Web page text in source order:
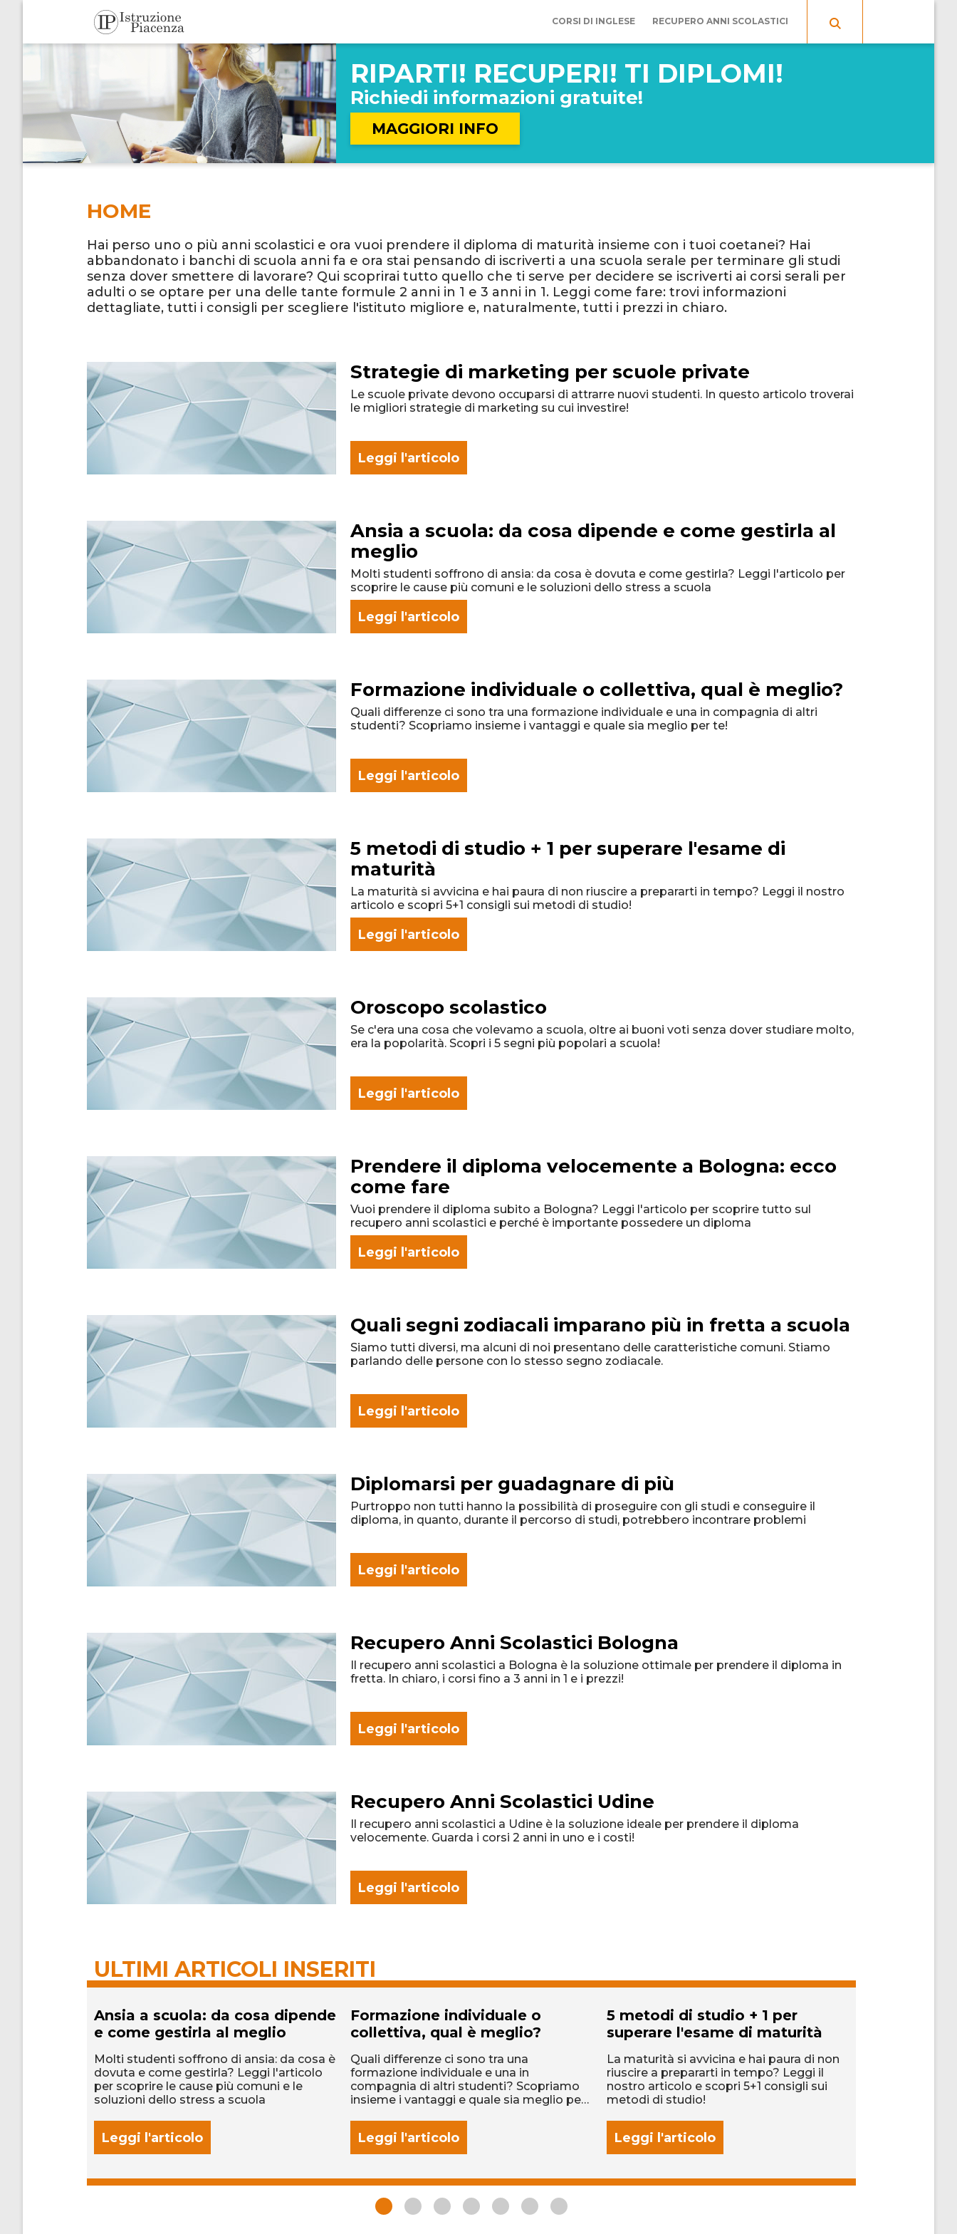
CORSI DI INGLESE RECUPERO ANNI SCOLASTICI
RIPARTI! RECUPERI! TI DIPLOMI!
Richiedi informazioni gratuite!
MAGGIORI INFO
HOME
Hai perso uno o più anni scolastici e ora vuoi prendere il diploma di maturità insieme con i tuoi coetanei? Hai
abbandonato i banchi di scuola anni fa e ora stai pensando di iscriverti a una scuola serale per terminare gli studi
senza dover smettere di lavorare? Qui scoprirai tutto quello che ti serve per decidere se iscriverti ai corsi serali per
adulti o se optare per una delle tante formule 2 anni in 1 e 3 anni in 1. Leggi come fare: trovi informazioni
dettagliate, tutti i consigli per scegliere l'istituto migliore e, naturalmente, tutti i prezzi in chiaro.
Strategie di marketing per scuole private
Le scuole private devono occuparsi di attrarre nuovi studenti. In questo articolo troverai
le migliori strategie di marketing su cui investire!
Leggi l'articolo
Ansia a scuola: da cosa dipende e come gestirla al
meglio
Molti studenti soffrono di ansia: da cosa è dovuta e come gestirla? Leggi l'articolo per
scoprire le cause più comuni e le soluzioni dello stress a scuola
Leggi l'articolo
Formazione individuale o collettiva, qual è meglio?
Quali differenze ci sono tra una formazione individuale e una in compagnia di altri
studenti? Scopriamo insieme i vantaggi e quale sia meglio per te!
Leggi l'articolo
5 metodi di studio + 1 per superare l'esame di
maturità
La maturità si avvicina e hai paura di non riuscire a prepararti in tempo? Leggi il nostro
articolo e scopri 5+1 consigli sui metodi di studio!
Leggi l'articolo
Oroscopo scolastico
Se c'era una cosa che volevamo a scuola, oltre ai buoni voti senza dover studiare molto,
era la popolarità. Scopri i 5 segni più popolari a scuola!
Leggi l'articolo
Prendere il diploma velocemente a Bologna: ecco
come fare
Vuoi prendere il diploma subito a Bologna? Leggi l'articolo per scoprire tutto sul
recupero anni scolastici e perché è importante possedere un diploma
Leggi l'articolo
Quali segni zodiacali imparano più in fretta a scuola
Siamo tutti diversi, ma alcuni di noi presentano delle caratteristiche comuni. Stiamo
parlando delle persone con lo stesso segno zodiacale.
Leggi l'articolo
Diplomarsi per guadagnare di più
Purtroppo non tutti hanno la possibilità di proseguire con gli studi e conseguire il
diploma, in quanto, durante il percorso di studi, potrebbero incontrare problemi
Leggi l'articolo
Recupero Anni Scolastici Bologna
Il recupero anni scolastici a Bologna è la soluzione ottimale per prendere il diploma in
fretta. In chiaro, i corsi fino a 3 anni in 1 e i prezzi!
Leggi l'articolo
Recupero Anni Scolastici Udine
Il recupero anni scolastici a Udine è la soluzione ideale per prendere il diploma
velocemente. Guarda i corsi 2 anni in uno e i costi!
Leggi l'articolo
SENZA IMPEGNO!
ULTIMI ARTICOLI INSERITI
Ansia a scuola: da cosa dipende
e come gestirla al meglio
Molti studenti soffrono di ansia: da cosa è
dovuta e come gestirla? Leggi l'articolo
per scoprire le cause più comuni e le
soluzioni dello stress a scuola
Leggi l'articolo
Formazione individuale o
collettiva, qual è meglio?
Quali differenze ci sono tra una
formazione individuale e una in
compagnia di altri studenti? Scopriamo
insieme i vantaggi e quale sia meglio per
Leggi l'articolo
5 metodi di studio + 1 per
superare l'esame di maturità
La maturità si avvicina e hai paura di non
riuscire a prepararti in tempo? Leggi il
nostro articolo e scopri 5+1 consigli sui
metodi di studio!
Leggi l'articolo